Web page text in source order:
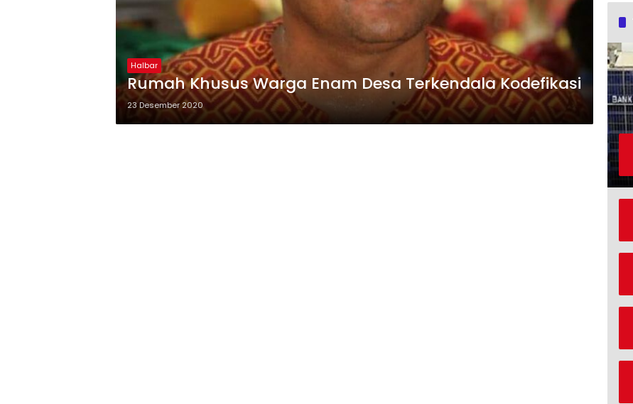
Halbar
Rumah Khusus Warga Enam Desa Terkendala Kodefikasi
23 Desember 2020